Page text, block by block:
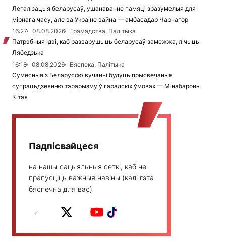
Легалізацыя беларусаў, ушанаванне памяці зразумелыя для
мірнага часу, але ва Украіне вайна — амбасадар Чарнагор
16:27
08.08.2026
Грамадства, Палітыка
Патрэбныя ідэі, каб разварушыць беларусаў замежжа, лічыць
Лябедзька
16:18
08.08.2026
Бяспека, Палітыка
Сумесныя з Беларуссю вучэнні будуць прысвечаныя
супрацьдзеянню тэрарызму ў гарадскіх ўмовах — Мінабароны
Кітая
Падпісвайцеся
на нашы сацыяльныя сеткі, каб не
прапусціць важныя навіны (калі гэта
бяспечна для вас)